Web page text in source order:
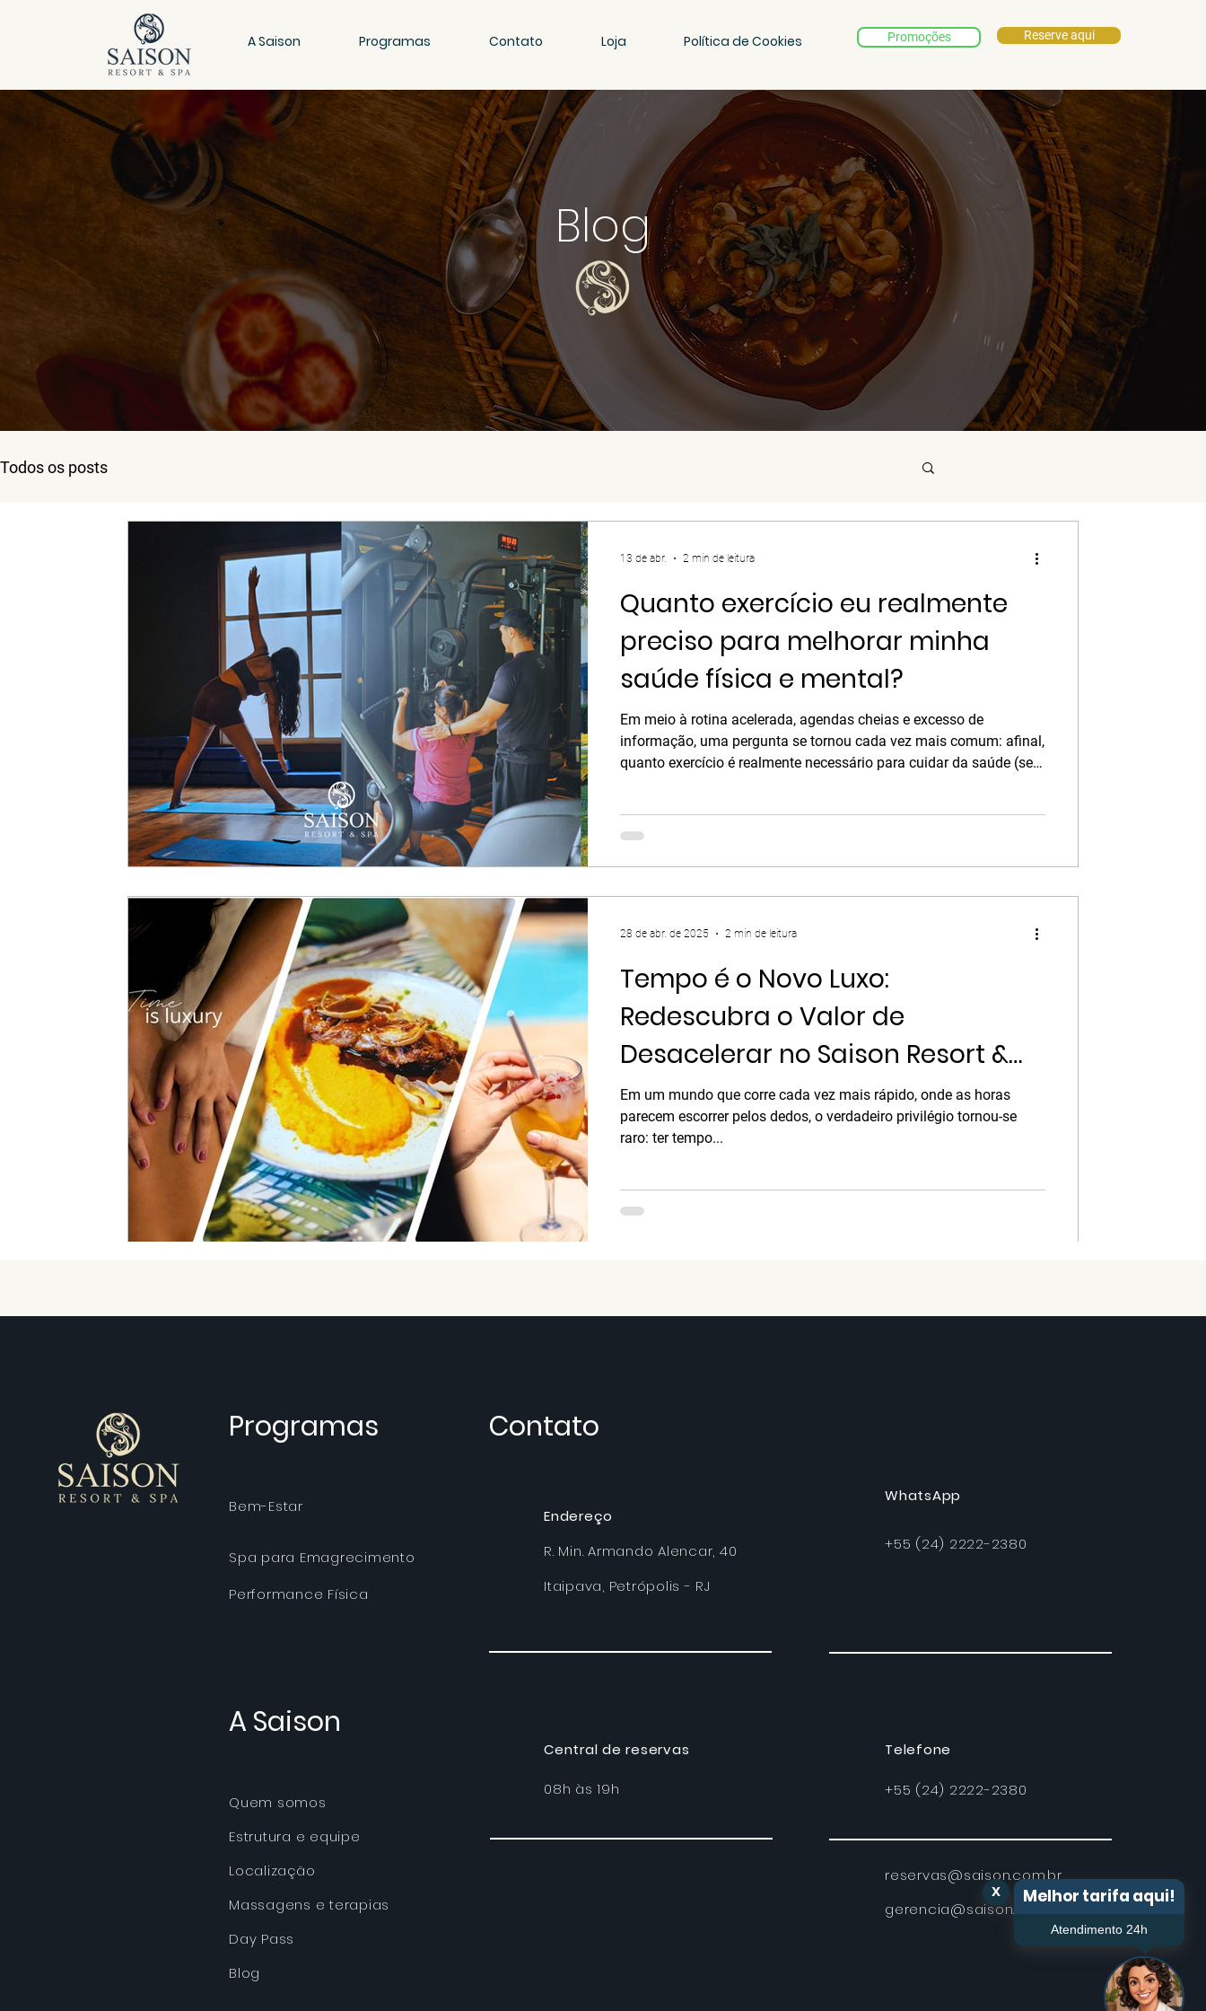
A Saison Programas Contato Loja Política de Cookies Promoções Reserve aqui
Blog
Todos os posts
Quanto exercício eu realmente
preciso para melhorar minha
saúde física e mental?
Em meio à rotina acelerada, agendas cheias e excesso de
informação, uma pergunta se tornou cada vez mais comum: afinal,
quanto exercício é realmente necessário para cuidar da saúde (sem
benefícios. Na verdade, o que mais importa não é a intensidade
pratiquem entre 150 e 300 minutos
13 de abr. 2 min de leitura
Tempo é o Novo Luxo:
Redescubra o Valor de
Desacelerar no Saison Resort &
Spa
Em um mundo que corre cada vez mais rápido, onde as horas
parecem escorrer pelos dedos, o verdadeiro privilégio tornou-se
raro: ter tempo...
28 de abr. de 2025 2 min de leitura
Programas Contato
Bem-Estar
Spa para Emagrecimento
Performance Física
Endereço
R. Min. Armando Alencar, 40
WhatsApp
+55 (24) 2222-2380
Itaipava, Petrópolis - RJ
A Saison
Quem somos
Estrutura e equipe
Localização
Massagens e terapias
Central de reservas
08h às 19h
Day Pass
Telefone
+55 (24) 2222-2380
reservas@saison.com.br
gerencia@saison.com.br
Blog
Melhor tarifa aqui!
Atendimento 24h
x